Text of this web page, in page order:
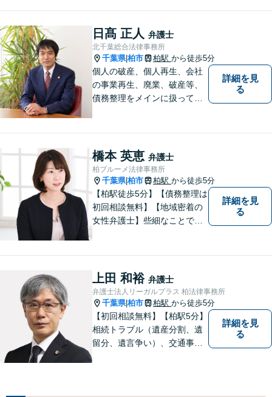
供いたします。
日髙 正人 弁護士
北千葉総合法律事務所
千葉県|柏市 柏駅 から徒歩5分
個人の破産、個人再生、会社
の事業再生、廃業、破産等、
債務整理をメインに扱ってお
私的整理も取扱い可能です。
債務に関する初回相談は無料
です。
詳細を見
る
橋本 英恵 弁護士
柏ブルーメ法律事務所
千葉県|柏市 柏駅 から徒歩5分
【柏駅徒歩5分】【債務整理は
初回相談無料】【地域密着の
女性弁護士】些細なことでも
詳細を見
る
上田 和裕 弁護士
弁護士法人リーガルプラス 柏法律事務所
千葉県|柏市 柏駅 から徒歩5分
【初回相談無料】【柏駅5分】
相続トラブル（遺産分割、遺
留分、遺言争い）、交通事故
詳細を見
る